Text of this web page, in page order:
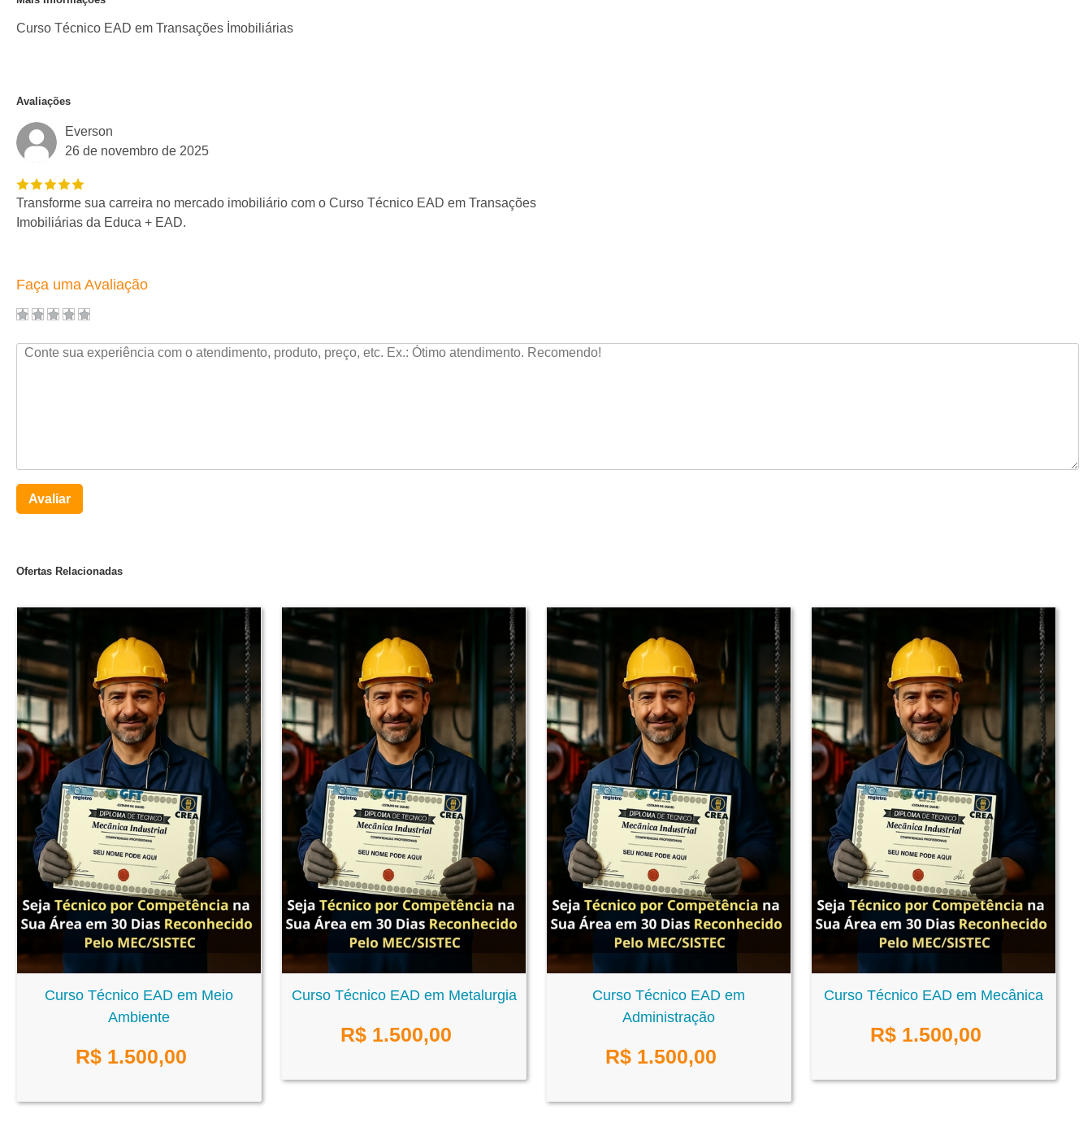
Curso Técnico EAD em Transações İmobiliárias
Avaliações
Everson
26 de novembro de 2025
Transforme sua carreira no mercado imobiliário com o Curso Técnico EAD em Transações
Imobiliárias da Educa + EAD.
Faça uma Avaliação
Avaliar
Ofertas Relacionadas
Curso Técnico EAD em Meio
Ambiente
R$ 1.500,00
Curso Técnico EAD em Metalurgia
R$ 1.500,00
Curso Técnico EAD em
Administração
R$ 1.500,00
Curso Técnico EAD em Mecânica
R$ 1.500,00